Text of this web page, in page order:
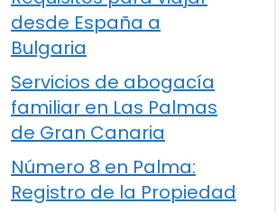
desde España a
Bulgaria
Servicios de abogacía
familiar en Las Palmas
de Gran Canaria
Número 8 en Palma:
Registro de la Propiedad